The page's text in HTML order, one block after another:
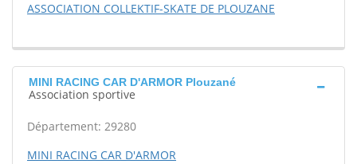
ASSOCIATION COLLEKTIF-SKATE DE PLOUZANE
MINI RACING CAR D'ARMOR Plouzané
Association sportive
Département: 29280
MINI RACING CAR D'ARMOR